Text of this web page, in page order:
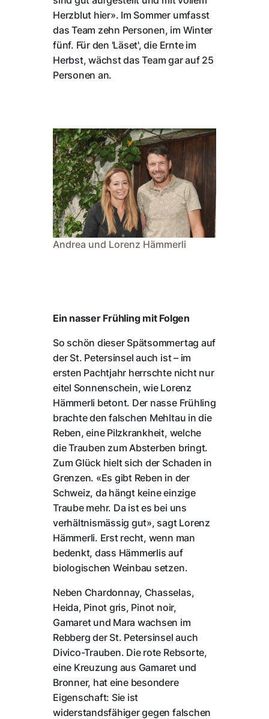
Herzblut hier». Im Sommer umfasst
das Team zehn Personen, im Winter
fünf. Für den 'Läset', die Ernte im
Herbst, wächst das Team gar auf 25
Personen an.
Andrea und Lorenz Hämmerli
Ein nasser Frühling mit Folgen
So schön dieser Spätsommertag auf
der St. Petersinsel auch ist – im
ersten Pachtjahr herrschte nicht nur
eitel Sonnenschein, wie Lorenz
Hämmerli betont. Der nasse Frühling
brachte den falschen Mehltau in die
Reben, eine Pilzkrankheit, welche
die Trauben zum Absterben bringt.
Zum Glück hielt sich der Schaden in
Grenzen. «Es gibt Reben in der
Schweiz, da hängt keine einzige
Traube mehr. Da ist es bei uns
verhältnismässig gut», sagt Lorenz
Hämmerli. Erst recht, wenn man
bedenkt, dass Hämmerlis auf
biologischen Weinbau setzen.
Neben Chardonnay, Chasselas,
Heida, Pinot gris, Pinot noir,
Gamaret und Mara wachsen im
Rebberg der St. Petersinsel auch
Divico-Trauben. Die rote Rebsorte,
eine Kreuzung aus Gamaret und
Bronner, hat eine besondere
Eigenschaft: Sie ist
widerstandsfähiger gegen falschen